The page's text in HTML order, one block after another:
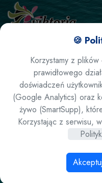
🍪
Korzystamy z
prawidłowego
doświadczeń
(Google Analytics) oraz
żywo (SmartSupp),
Korzystając z serwisu,
Turcja/
- hotel
Quality